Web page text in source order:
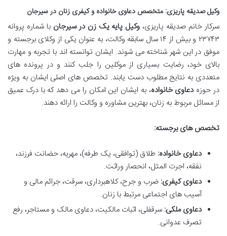
وکیل صدیقه پاریزی: متخصص دعاوی خانواده و کیفری زنان در سیرجان
سرکار خانم صدیقه پاریزی، وکیل پایه یک زن در سیرجان با شماره پروانه
۲۳۷۴۳ و بیش از ۱۴ سال سابقه وکالت، به عنوان یکی از وکلای برجسته و
موفق در این شهر شناخته می شوند. ایشان توانسته اند با تجربه و مهارت
بالای خود، رضایت بسیاری از موکلین را جلب کنند و در پرونده های
متعددی به نتایج مطلوب دست یابند. تخصص های اصلی ایشان به ویژه
در حوزهدعاوی خانواده، به ایشان این امکان را می دهد که با درک عمیق
از مسائل مربوط به زنان، بهترین مشاوره و وکالت را ارائه دهند.
تخصص های برجسته:
دعاوی خانواده: طلاق (توافقی، یک طرفه)، مهریه، حضانت فرزند،
نفقه، اجرت المثل، انحصار وراثت.
دعاوی کیفری: ضرب و جرح، کلاهبرداری، سرقت، جرائم مالی و
آسیب های اجتماعی مرتبط با زنان.
دعاوی ملکی: سرقفلی، اثبات مالکیت، دعاوی مالک و مستاجر، رفع
تصرف عدوانی.